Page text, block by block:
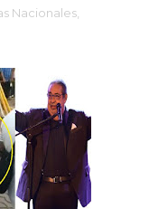
Nacionales,